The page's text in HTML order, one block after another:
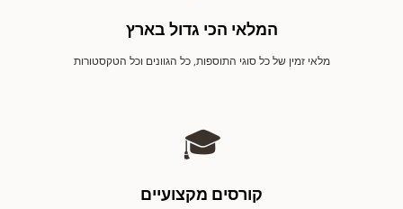
המלאי הכי גדול בארץ
מלאי זמין של כל סוגי התוספות, כל הגוונים וכל הטקסטורות
🎓
קורסים מקצועיים